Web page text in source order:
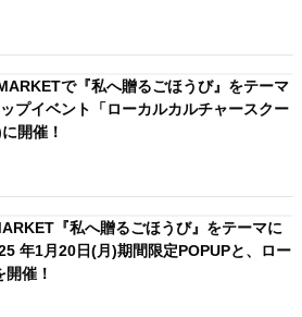
で『私へ贈るごほうび』をテーマ
プイベント「ローカルカルチャースクー
開催！
『私へ贈るごほうび』をテーマに
年1月20日(月)期間限定POPUPと、ロー
催！